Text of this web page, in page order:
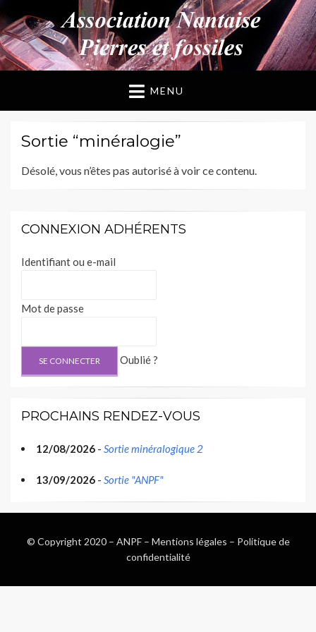
ANPF
Association Nantaise Pierres et Fossiles
MENU
Sortie “minéralogie”
Désolé, vous n’êtes pas autorisé à voir ce contenu.
CONNEXION ADHÉRENTS
Identifiant ou e-mail
Mot de passe
Oublié ?
PROCHAINS RENDEZ-VOUS
12/08/2026 - Sortie minéralogique 2
13/09/2026 - Sortie "ANPF"
© Copyright 2020 – ANPF– Mentions légales – Politique de
confidentialité